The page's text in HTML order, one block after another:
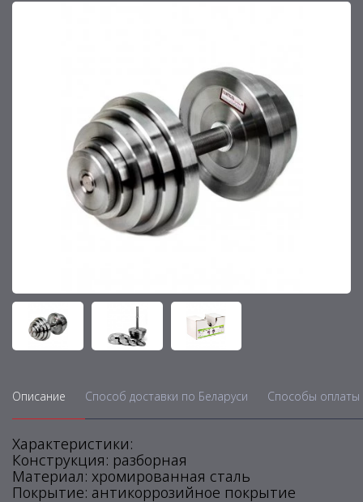
Описание Способ доставки по Беларуси Способы оплаты
Характеристики:
Конструкция: разборная
Материал: хромированная сталь
Покрытие: антикоррозийное покрытие